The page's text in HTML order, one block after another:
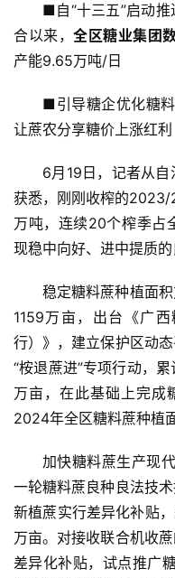
首
■自“十三五”启动
合以来，全区糖业集团
产能9.65万吨/日
■引导糖企优化糖料
让蔗农分享糖价上涨红利
6月19日，记者从
获悉，刚刚收榨的
万吨，连续20个榨季占
现稳中向好、进中提质的
稳定糖料蔗种植面
1159万亩，出台《广
行）》，建立保护区动
“桉退蔗进”专项行动，
万亩，在此基础上完成
2024年全区糖料蔗种植
加快糖料蔗生产现
一轮糖料蔗良种良法技
新植蔗实行差异化补贴
万亩。对接收联合机收
差异化补贴，试点推广